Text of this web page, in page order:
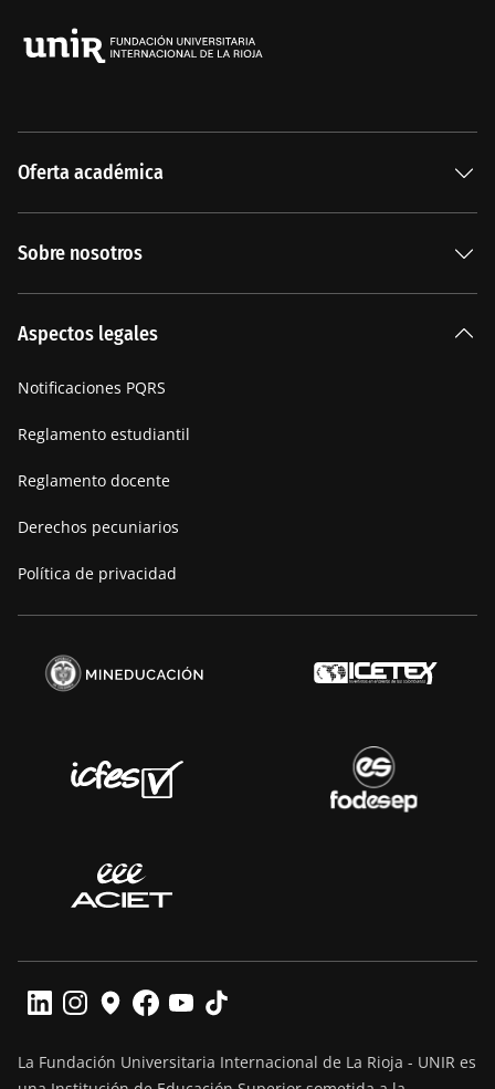
Oferta académica
Sobre nosotros
Manifiesto
Aspectos legales
Notificaciones PQRS
Reglamento estudiantil
Reglamento docente
Derechos pecuniarios
Política de privacidad
La Fundación Universitaria Internacional de La Rioja - UNIR es